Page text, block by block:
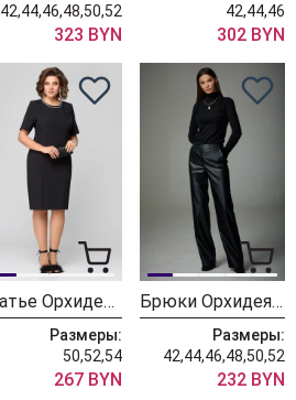
42,44,46,48,50,52
323 BYN
42,44,46
302 BYN
Платье ОрхидеяЛюкс 1378
Размеры:
50,52,54
267 BYN
Брюки ОрхидеяЛюкс 1336
Размеры:
42,44,46,48,50,52
232 BYN